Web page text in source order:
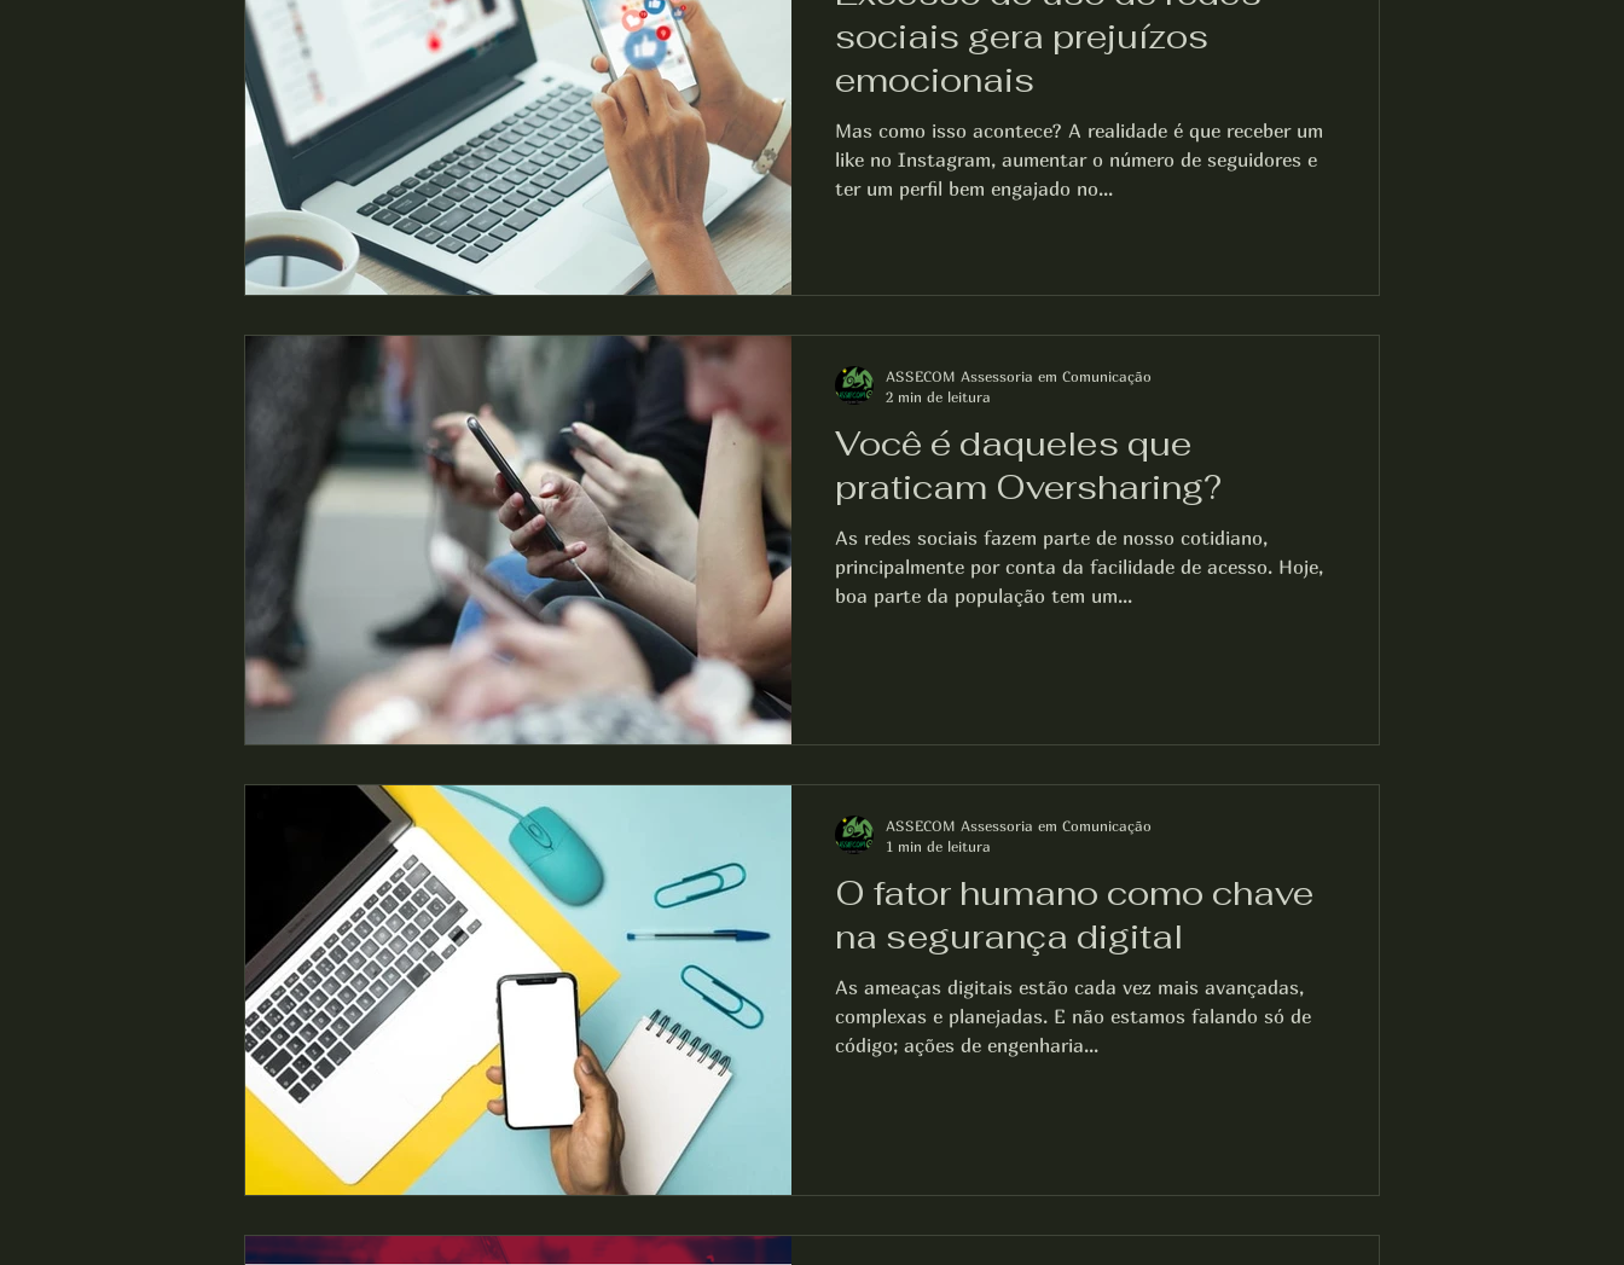
sociais gera prejuízos
emocionais
Mas como isso acontece? A realidade é que receber um
like no Instagram, aumentar o número de seguidores e
ter um perfil bem engajado no...
Você é daqueles que
praticam Oversharing?
As redes sociais fazem parte de nosso cotidiano,
principalmente por conta da facilidade de acesso. Hoje,
boa parte da população tem um...
ASSECOM Assessoria em Comunicação
2 min de leitura
O fator humano como chave
na segurança digital
As ameaças digitais estão cada vez mais avançadas,
complexas e planejadas. E não estamos falando só de
código; ações de engenharia...
ASSECOM Assessoria em Comunicação
1 min de leitura